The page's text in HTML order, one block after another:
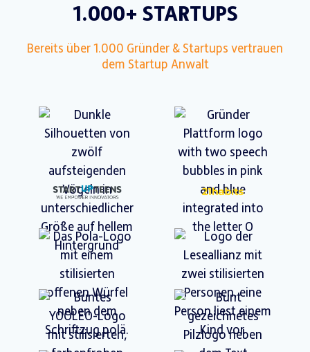
1.000+ STARTUPS
Bereits über 1.000 Gründer & Startups vertrauen
dem Startup Anwalt